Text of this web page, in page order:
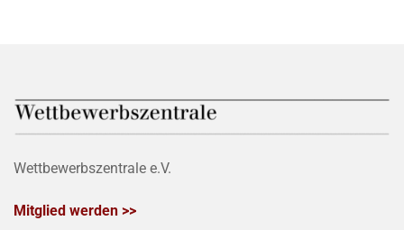
Wettbewerbszentrale e.V.
Mitglied werden >>